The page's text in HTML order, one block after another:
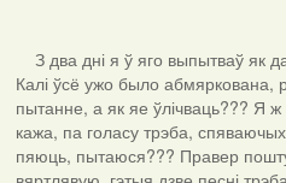
З два дні я ў яго выпытваў як
Калі ўсё ужо было абмяркована,
пытанне, а як яе ўлічваць??? Я
кажа, па голасу трэба,
пяюць, пытаюся??? Правер